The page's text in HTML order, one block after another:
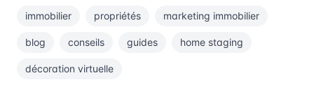
immobilier propriétés marketing immobilier
blog conseils guides home staging
décoration virtuelle